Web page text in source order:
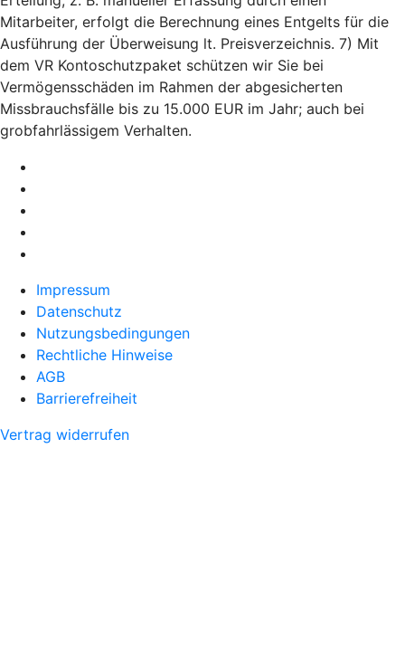
Mitarbeiter, erfolgt die Berechnung eines Entgelts für die
Ausführung der Überweisung lt. Preisverzeichnis. 7) Mit
dem VR Kontoschutzpaket schützen wir Sie bei
Vermögensschäden im Rahmen der abgesicherten
Missbrauchsfälle bis zu 15.000 EUR im Jahr; auch bei
grobfahrlässigem Verhalten.
Impressum
Datenschutz
Nutzungsbedingungen
Rechtliche Hinweise
AGB
Barrierefreiheit
Vertrag widerrufen